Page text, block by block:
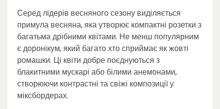
Серед лідерів весняного сезону виділяється
примула весняна, яка утворює компактні розетки з
багатьма дрібними квітами. Не менш популярним
є доронікум, який багато хто сприймає як жовті
ромашки. Ці квіти добре поєднуються з
блакитними мускарі або білими анемонами,
створюючи контрастні та свіжі композиції у
міксбордерах.